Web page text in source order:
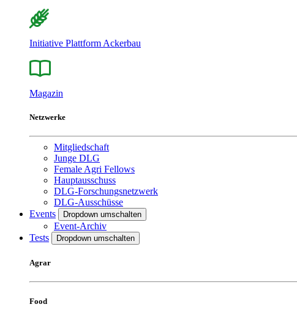
Initiative Plattform Ackerbau
Magazin
Netzwerke
Mitgliedschaft
Junge DLG
Female Agri Fellows
Hauptausschuss
DLG-Forschungsnetzwerk
DLG-Ausschüsse
Events
Dropdown umschalten
Event-Archiv
Tests
Dropdown umschalten
Agrar
Food